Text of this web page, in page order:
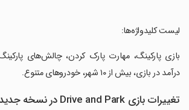
‏لیست کلیدواژه‌ها:
‏بازی پارکینگ، مهارت پارک کردن، چالش‌های
درآمد در بازی، بیش از ۱۰ شهر، خودروهای متنوع.
تغییرات بازی Drive and Park در نسخه جدید